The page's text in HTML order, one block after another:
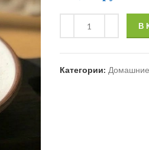
В
Категории: